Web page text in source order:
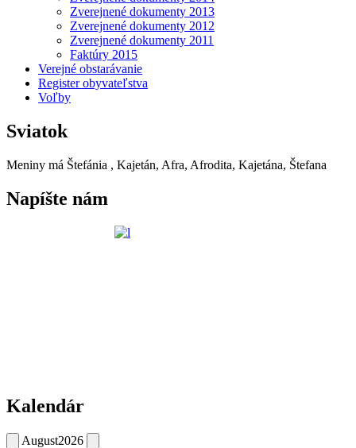
Zverejnené dokumenty 2013
Zverejnené dokumenty 2012
Zverejnené dokumenty 2011
Faktúry 2015
Verejné obstarávanie
Register obyvateľstva
Voľby
Sviatok
Meniny má Štefánia , Kajetán, Afra, Afrodita, Kajetána, Štefana
Napíšte nám
Kalendár
August2026